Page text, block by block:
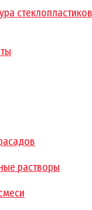
растворы